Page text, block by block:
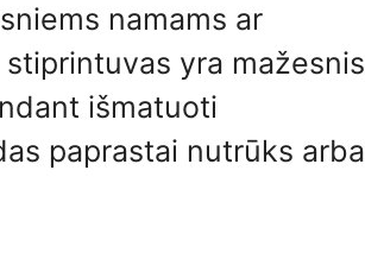
namams ar
yra mažesnis
išmatuoti
paprastai nutrūks arba